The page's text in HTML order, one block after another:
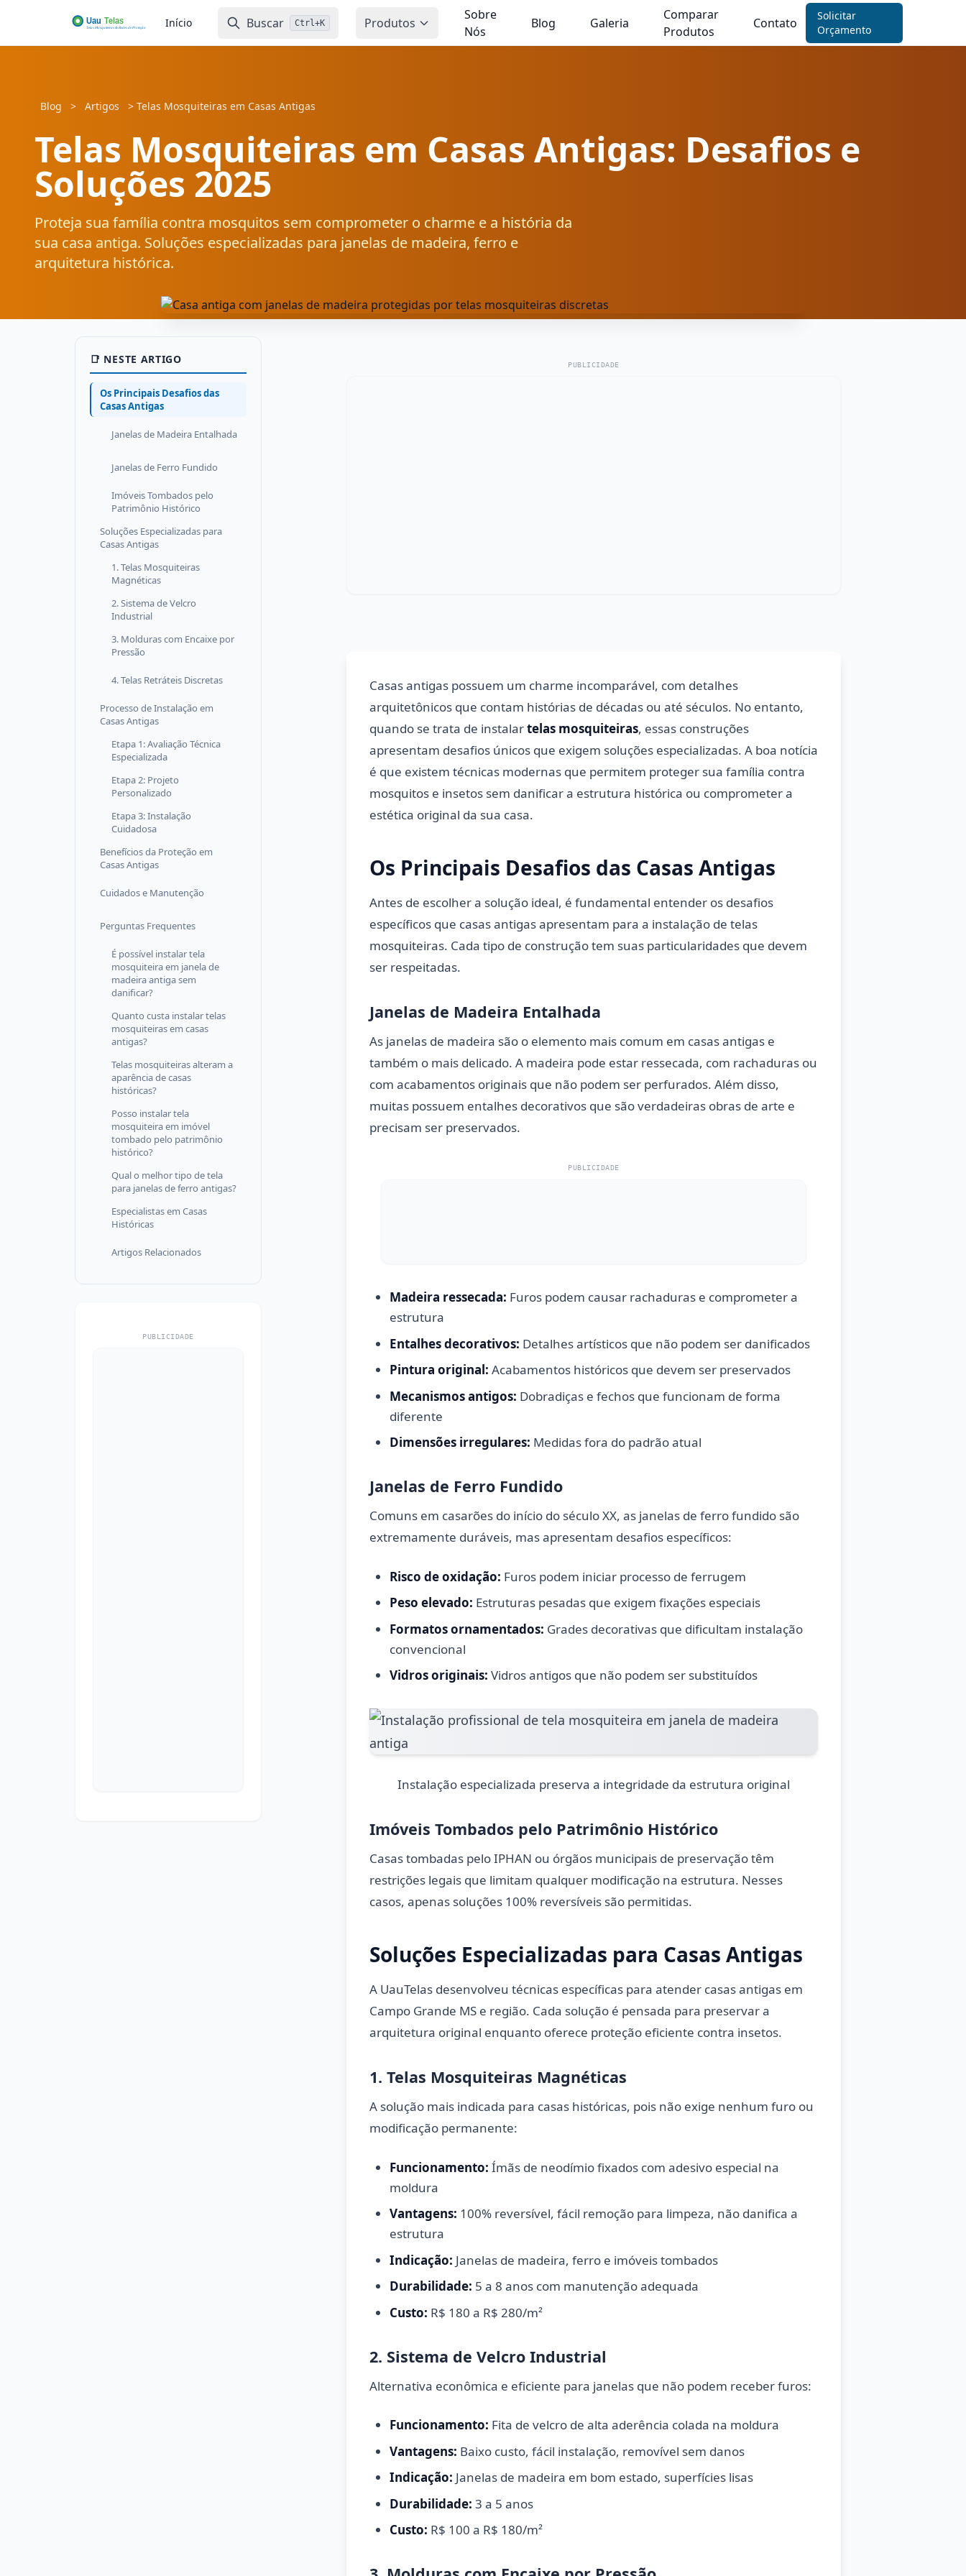
Início
Buscar Ctrl+K Produtos
Sobre
Nós
Blog Galeria
Comparar
Produtos
Contato
Solicitar
Orçamento
Blog > Artigos > Telas Mosquiteiras em Casas Antigas
Telas Mosquiteiras em Casas Antigas: Desafios e
Soluções 2025
Proteja sua família contra mosquitos sem comprometer o charme e a história da
sua casa antiga. Soluções especializadas para janelas de madeira, ferro e
arquitetura histórica.
📑 NESTE ARTIGO
Os Principais Desafios das
Casas Antigas
Janelas de Madeira Entalhada
Janelas de Ferro Fundido
Imóveis Tombados pelo
Patrimônio Histórico
Soluções Especializadas para
Casas Antigas
1. Telas Mosquiteiras
Magnéticas
2. Sistema de Velcro
Industrial
3. Molduras com Encaixe por
Pressão
4. Telas Retráteis Discretas
Processo de Instalação em
Casas Antigas
Etapa 1: Avaliação Técnica
Especializada
Etapa 2: Projeto
Personalizado
Etapa 3: Instalação
Cuidadosa
Benefícios da Proteção em
Casas Antigas
Cuidados e Manutenção
Perguntas Frequentes
É possível instalar tela
mosquiteira em janela de
madeira antiga sem
danificar?
Quanto custa instalar telas
mosquiteiras em casas
antigas?
Telas mosquiteiras alteram a
aparência de casas
históricas?
Posso instalar tela
mosquiteira em imóvel
tombado pelo patrimônio
histórico?
Qual o melhor tipo de tela
para janelas de ferro antigas?
Especialistas em Casas
Históricas
Artigos Relacionados
PUBLICIDADE
PUBLICIDADE
Casas antigas possuem um charme incomparável, com detalhes
arquitetônicos que contam histórias de décadas ou até séculos. No entanto,
quando se trata de instalartelas mosquiteiras, essas construções
apresentam desafios únicos que exigem soluções especializadas. A boa notícia
é que existem técnicas modernas que permitem proteger sua família contra
mosquitos e insetos sem danificar a estrutura histórica ou comprometer a
estética original da sua casa.
Os Principais Desafios das Casas Antigas
Antes de escolher a solução ideal, é fundamental entender os desafios
específicos que casas antigas apresentam para a instalação de telas
mosquiteiras. Cada tipo de construção tem suas particularidades que devem
ser respeitadas.
Janelas de Madeira Entalhada
As janelas de madeira são o elemento mais comum em casas antigas e
também o mais delicado. A madeira pode estar ressecada, com rachaduras ou
com acabamentos originais que não podem ser perfurados. Além disso,
muitas possuem entalhes decorativos que são verdadeiras obras de arte e
precisam ser preservados.
PUBLICIDADE
Madeira ressecada: Furos podem causar rachaduras e comprometer a
estrutura
Entalhes decorativos: Detalhes artísticos que não podem ser danificados
Pintura original: Acabamentos históricos que devem ser preservados
Mecanismos antigos: Dobradiças e fechos que funcionam de forma
diferente
Dimensões irregulares: Medidas fora do padrão atual
Janelas de Ferro Fundido
Comuns em casarões do início do século XX, as janelas de ferro fundido são
extremamente duráveis, mas apresentam desafios específicos:
Risco de oxidação: Furos podem iniciar processo de ferrugem
Peso elevado: Estruturas pesadas que exigem fixações especiais
Formatos ornamentados: Grades decorativas que dificultam instalação
convencional
Vidros originais: Vidros antigos que não podem ser substituídos
Instalação especializada preserva a integridade da estrutura original
Imóveis Tombados pelo Patrimônio Histórico
Casas tombadas pelo IPHAN ou órgãos municipais de preservação têm
restrições legais que limitam qualquer modificação na estrutura. Nesses
casos, apenas soluções 100% reversíveis são permitidas.
Soluções Especializadas para Casas Antigas
A UauTelas desenvolveu técnicas específicas para atender casas antigas em
Campo Grande MS e região. Cada solução é pensada para preservar a
arquitetura original enquanto oferece proteção eficiente contra insetos.
1. Telas Mosquiteiras Magnéticas
A solução mais indicada para casas históricas, pois não exige nenhum furo ou
modificação permanente:
Funcionamento: Ímãs de neodímio fixados com adesivo especial na
moldura
Vantagens: 100% reversível, fácil remoção para limpeza, não danifica a
estrutura
Indicação: Janelas de madeira, ferro e imóveis tombados
Durabilidade: 5 a 8 anos com manutenção adequada
Custo: R$ 180 a R$ 280/m²
2. Sistema de Velcro Industrial
Alternativa econômica e eficiente para janelas que não podem receber furos:
Funcionamento: Fita de velcro de alta aderência colada na moldura
Vantagens: Baixo custo, fácil instalação, removível sem danos
Indicação: Janelas de madeira em bom estado, superfícies lisas
Durabilidade: 3 a 5 anos
Custo: R$ 100 a R$ 180/m²